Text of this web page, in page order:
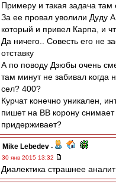
Примеру и такая задача там
За ее провал уволили Дуду
который и привел Карпа, и
Да ничего.. Совесть его не
отставку
А по поводу Дзюбы очень
там минут не забивал когда
сел? 400?
Курчат конечно уникален,
пишет на ВВ корону снимает
придерживает?
Mike Lebedev -
30 янв 2015 13:32
Диалектика страшнее